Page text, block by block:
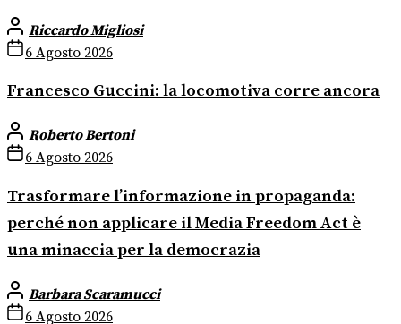
Riccardo Migliosi
6 Agosto 2026
Francesco Guccini: la locomotiva corre ancora
Roberto Bertoni
6 Agosto 2026
Trasformare l’informazione in propaganda:
perché non applicare il Media Freedom Act è
una minaccia per la democrazia
Barbara Scaramucci
6 Agosto 2026